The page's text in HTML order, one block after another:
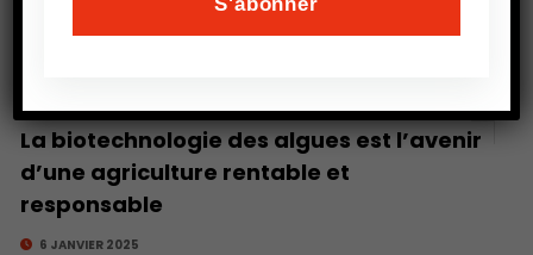
La biotechnologie des algues est l’avenir
d’une agriculture rentable et
responsable
6 JANVIER 2025